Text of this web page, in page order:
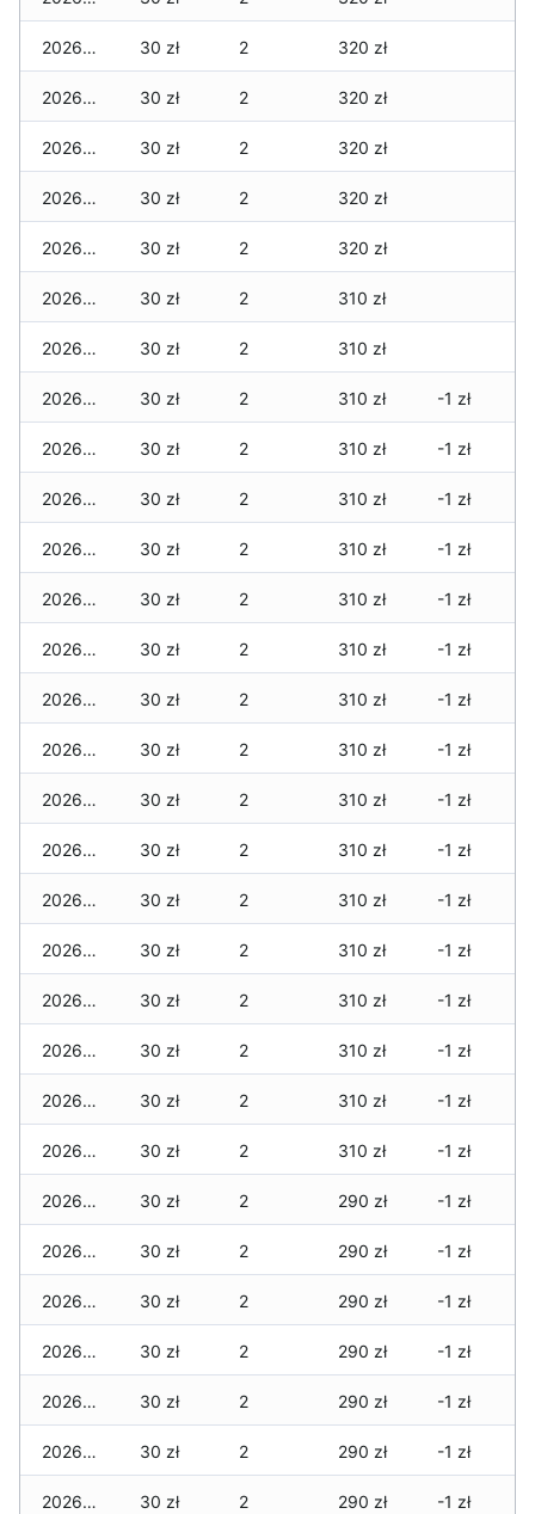
2026-02-16 30 zł 2 320 zł
2026-02-15 30 zł 2 320 zł
2026-02-14 30 zł 2 320 zł
2026-02-13 30 zł 2 320 zł
2026-02-12 30 zł 2 320 zł
2026-02-11 30 zł 2 310 zł
2026-02-10 30 zł 2 310 zł
2026-02-09 30 zł 2 310 zł -1 zł
2026-02-08 30 zł 2 310 zł -1 zł
2026-02-07 30 zł 2 310 zł -1 zł
2026-02-06 30 zł 2 310 zł -1 zł
2026-02-05 30 zł 2 310 zł -1 zł
2026-02-04 30 zł 2 310 zł -1 zł
2026-02-03 30 zł 2 310 zł -1 zł
2026-02-02 30 zł 2 310 zł -1 zł
2026-02-01 30 zł 2 310 zł -1 zł
2026-01-31 30 zł 2 310 zł -1 zł
2026-01-30 30 zł 2 310 zł -1 zł
2026-01-29 30 zł 2 310 zł -1 zł
2026-01-28 30 zł 2 310 zł -1 zł
2026-01-27 30 zł 2 310 zł -1 zł
2026-01-26 30 zł 2 310 zł -1 zł
2026-01-25 30 zł 2 310 zł -1 zł
2026-01-24 30 zł 2 290 zł -1 zł
2026-01-23 30 zł 2 290 zł -1 zł
2026-01-22 30 zł 2 290 zł -1 zł
2026-01-21 30 zł 2 290 zł -1 zł
2026-01-20 30 zł 2 290 zł -1 zł
2026-01-19 30 zł 2 290 zł -1 zł
2026-01-18 30 zł 2 290 zł -1 zł